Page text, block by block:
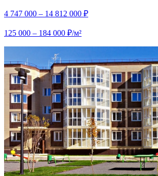
4 747 000 – 14 812 000 ₽
125 000 – 184 000 ₽/м²